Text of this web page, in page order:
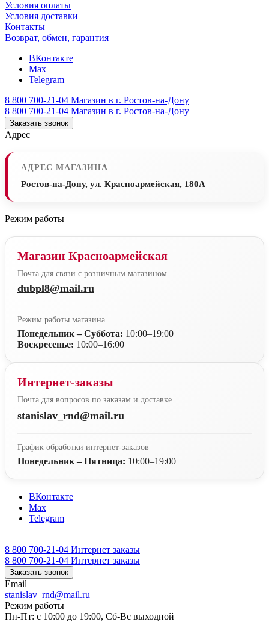
Условия оплаты
Условия доставки
Контакты
Возврат, обмен, гарантия
ВКонтакте
Max
Telegram
8 800 700-21-04 Магазин в г. Ростов-на-Дону
8 800 700-21-04 Магазин в г. Ростов-на-Дону
Заказать звонок
Адрес
АДРЕС МАГАЗИНА
Ростов-на-Дону, ул. Красноармейская, 180А
Режим работы
Магазин Красноармейская
Почта для связи с розничным магазином
dubpl8@mail.ru
Режим работы магазина
Понедельник – Суббота: 10:00–19:00
Воскресенье: 10:00–16:00
Интернет-заказы
Почта для вопросов по заказам и доставке
stanislav_rnd@mail.ru
График обработки интернет-заказов
Понедельник – Пятница: 10:00–19:00
ВКонтакте
Max
Telegram
8 800 700-21-04 Интернет заказы
8 800 700-21-04 Интернет заказы
Заказать звонок
Email
stanislav_rnd@mail.ru
Режим работы
Пн-Пт: с 10:00 до 19:00, Сб-Вс выходной